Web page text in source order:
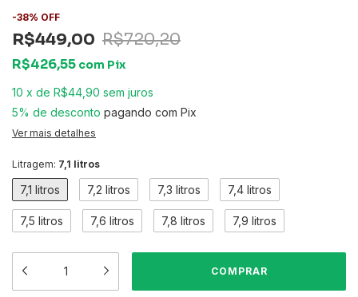
-38% OFF
R$449,00 R$720,20
R$426,55 com Pix
10 x de R$44,90 sem juros
5% de desconto pagando com Pix
Ver mais detalhes
Litragem: 7,1 litros
7,1 litros 7,2 litros 7,3 litros 7,4 litros
7,5 litros 7,6 litros 7,8 litros 7,9 litros